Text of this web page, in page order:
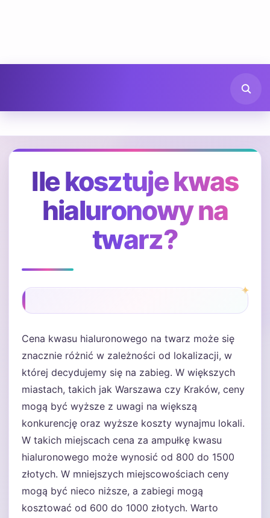
Ile kosztuje kwas
hialuronowy na
twarz?
Cena kwasu hialuronowego na twarz może się
znacznie różnić w zależności od lokalizacji, w
której decydujemy się na zabieg. W większych
miastach, takich jak Warszawa czy Kraków, ceny
mogą być wyższe z uwagi na większą
konkurencję oraz wyższe koszty wynajmu lokali.
W takich miejscach cena za ampułkę kwasu
hialuronowego może wynosić od 800 do 1500
złotych. W mniejszych miejscowościach ceny
mogą być nieco niższe, a zabiegi mogą
kosztować od 600 do 1000 złotych. Warto